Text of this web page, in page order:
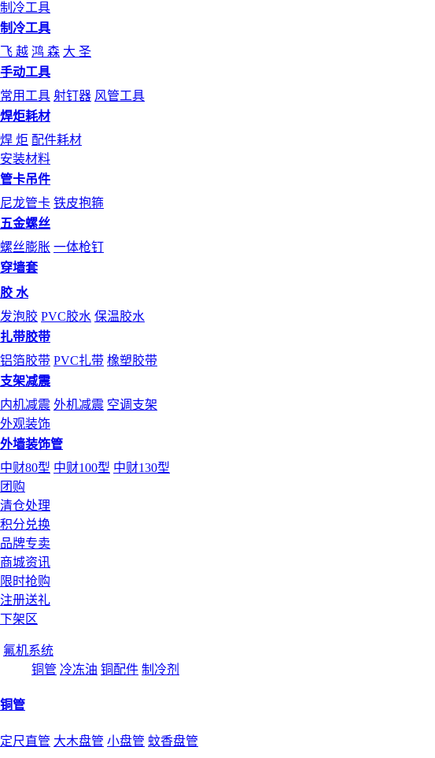
制冷工具
制冷工具
飞 越 鸿 森 大 圣
手动工具
常用工具 射钉器 风管工具
焊炬耗材
焊 炬 配件耗材
安装材料
管卡吊件
尼龙管卡 铁皮抱箍
五金螺丝
螺丝膨胀 一体枪钉
穿墙套
胶 水
发泡胶 PVC胶水 保温胶水
扎带胶带
铝箔胶带 PVC扎带 橡塑胶带
支架减震
内机减震 外机减震 空调支架
外观装饰
外墙装饰管
中财80型 中财100型 中财130型
团购
清仓处理
积分兑换
品牌专卖
商城资讯
限时抢购
注册送礼
下架区
氟机系统
铜管 冷冻油 铜配件 制冷剂
铜管
定尺直管 大木盘管 小盘管 蚊香盘管